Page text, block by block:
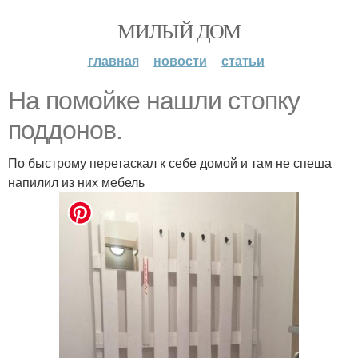
МИЛЫЙ ДОМ
главная новости статьи
На помойке нашли стопку
поддонов.
По быстрому перетаскал к себе домой и там не спеша
напилил из них мебель